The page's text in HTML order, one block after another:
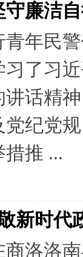
廉洁
年民
了习
话精
纪党
推 ...
新时代
洛洛